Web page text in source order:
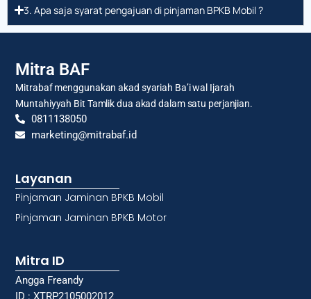
3. Apa saja syarat pengajuan di pinjaman BPKB Mobil ?
Mitra BAF
Mitrabaf menggunakan akad syariah Ba’i wal Ijarah
Muntahiyyah Bit Tamlik dua akad dalam satu perjanjian.
0811138050
marketing@mitrabaf.id
Layanan
Pinjaman Jaminan BPKB Mobil
Pinjaman Jaminan BPKB Motor
Mitra ID
Angga Freandy
ID : XTRP2105002012